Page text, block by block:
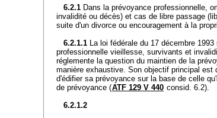
6.2.1 Dans la prévoyance professionnelle,
invalidité ou décès) et cas de libre passage
suite d'un divorce ou encouragement à la
6.2.1.1 La loi fédérale du 17 décembre
professionnelle vieillesse, survivants et
réglemente la question du maintien de la
manière exhaustive. Son objectif principal est
d'édifier sa prévoyance sur la base de celle
de prévoyance (ATF 129 V 440 consid. 6.2).
6.2.1.2